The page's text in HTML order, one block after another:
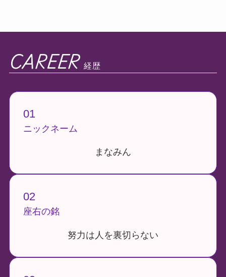
CAREER経歴
01
ニックネーム
まなみん
02
座右の銘
努力は人を裏切らない